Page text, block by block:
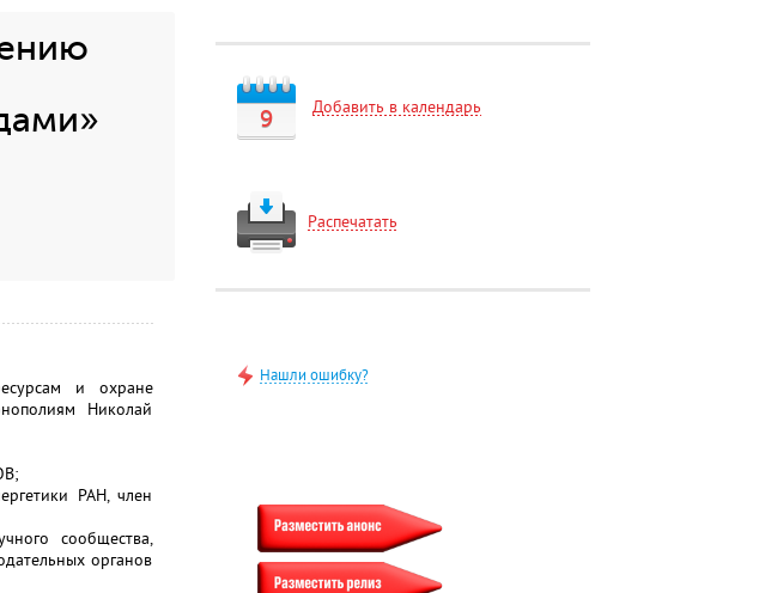
и охране
Николай
РАН, член
сообщества,
органов
9 Добавить в календарь
Распечатать
Нашли ошибку?